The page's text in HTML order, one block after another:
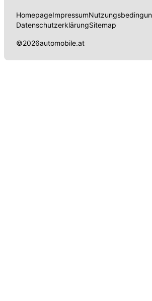
HomepageImpressum
DatenschutzerklärungSitemap
©2026automobile.at